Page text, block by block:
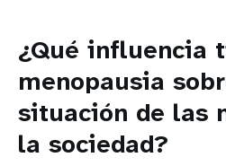
¿Qué influencia
menopausia
situación de las
la sociedad?